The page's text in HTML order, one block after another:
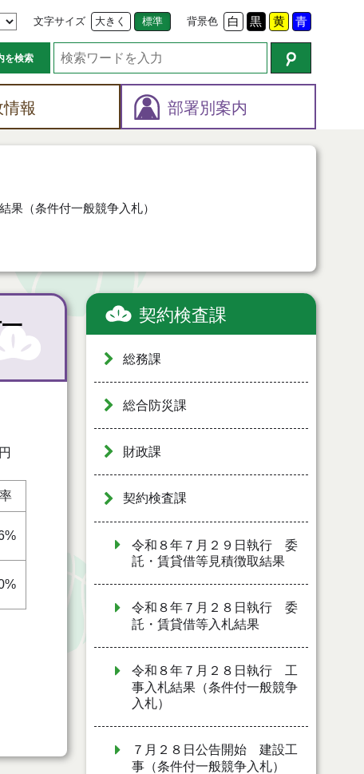
文字サイズ 大きく 標準 背景色 白 黒 黄 青
を検索
報 部署別案内
（条件付一般競争入札）
契約検査課
総務課
総合防災課
財政課
契約検査課
令和８年７月２９日執行 委
託・賃貸借等見積徴取結果
令和８年７月２８日執行 委
託・賃貸借等入札結果
令和８年７月２８日執行 工
事入札結果（条件付一般競争
入札）
７月２８日公告開始 建設工
事（条件付一般競争入札）